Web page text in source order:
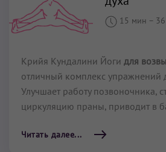
15 мин –
Крийя Кундалини Йоги для
отличный комплекс упражнений
Улучшает работу позвоночника,
циркуляцию праны, приводит в
Читать далее...